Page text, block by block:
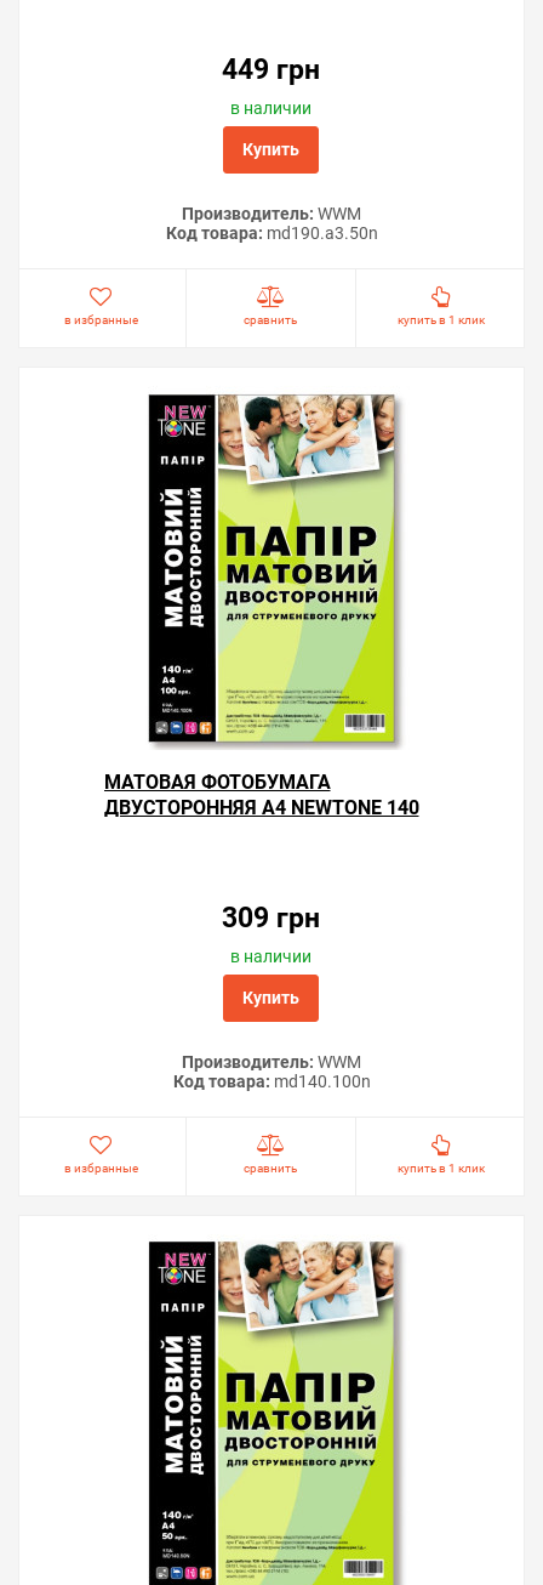
449 грн
в наличии
Купить
Производитель: WWM
Код товара: md190.a3.50n
в избранные сравнить купить в 1 клик
МАТОВАЯ ФОТОБУМАГА
ДВУСТОРОННЯЯ А4 NEWTONE 140
309 грн
в наличии
Купить
Производитель: WWM
Код товара: md140.100n
в избранные сравнить купить в 1 клик